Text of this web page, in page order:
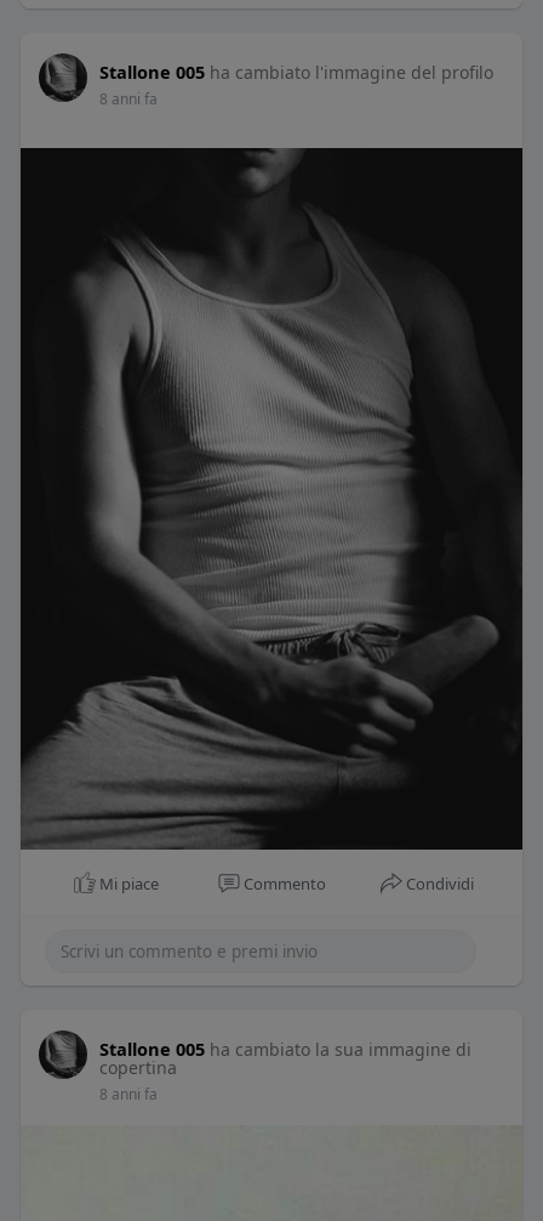
Stallone 005 ha cambiato l'immagine del profilo
8 anni fa
Mi piace Commento Condividi
Stallone 005 ha cambiato la sua immagine di
copertina
8 anni fa